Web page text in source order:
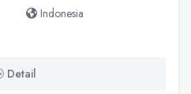
Indonesia
Detail